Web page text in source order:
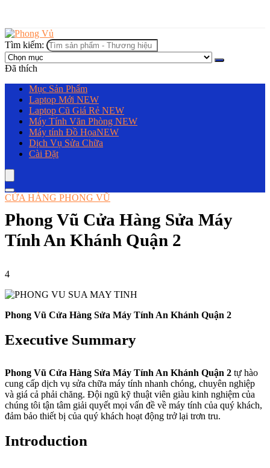
Tìm kiếm:
Đã thích
Mục Sản Phẩm
Laptop Mới NEW
Laptop Cũ Giá Rẻ NEW
Máy Tính Văn Phòng NEW
Máy tính Đồ HọaNEW
Dịch Vụ Sửa Chữa
Cài Đặt
CỬA HÀNG PHONG VŨ
Phong Vũ Cửa Hàng Sửa Máy
Tính An Khánh Quận 2
4
Phong Vũ Cửa Hàng Sửa Máy Tính An Khánh Quận 2
Executive Summary
Phong Vũ Cửa Hàng Sửa Máy Tính An Khánh Quận 2 tự hào
cung cấp dịch vụ sửa chữa máy tính nhanh chóng, chuyên nghiệp
và giá cả phải chăng. Đội ngũ kỹ thuật viên giàu kinh nghiệm của
chúng tôi tận tâm giải quyết mọi vấn đề về máy tính của quý khách,
đảm bảo thiết bị của quý khách hoạt động trở lại trơn tru.
Introduction